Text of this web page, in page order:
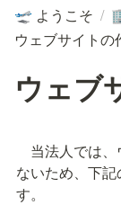
🛫 ようこそ /
ウェブサイトの
ウェブ
当法人では、
ないため、下
す。